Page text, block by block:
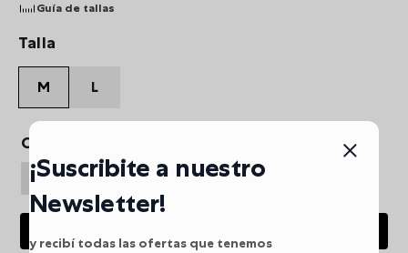
Talla
M L
Guía de tallas
Cantidad
¡Suscribite a nuestro
Newsletter!
y recibí todas las ofertas que tenemos